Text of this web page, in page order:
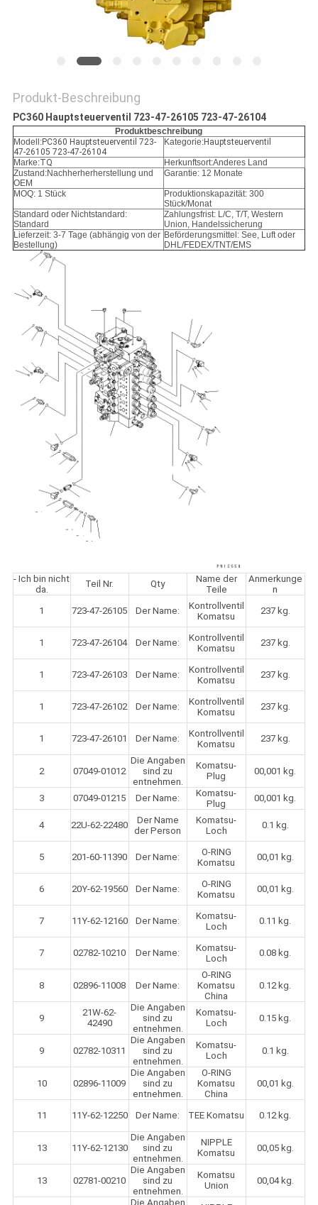
DATENSCHUTZ-
BESTIMMUNGEN
Produkt-Beschreibung
PC360 Hauptsteuerventil 723-47-26105 723-47-26104
Produktbeschreibung
Modell:PC360 Hauptsteuerventil 723-
47-26105 723-47-26104
Kategorie:Hauptsteuerventil
Marke:TQ
Herkunftsort:Anderes Land
Zustand:Nachherherherstellung und
OEM
Garantie: 12 Monate
MOQ: 1 Stück
Produktionskapazität: 300
Stück/Monat
Standard oder Nichtstandard:
Standard
Zahlungsfrist: L/C, T/T, Western
Union, Handelssicherung
Lieferzeit: 3-7 Tage (abhängig von der
Bestellung)
Beförderungsmittel: See, Luft oder
DHL/FEDEX/TNT/EMS
- Ich bin nicht
da.
Teil Nr. Qty
Name der
Teile
Anmerkunge
n
1
723-47-26105 Der Name:
Kontrollventil
Komatsu
237 kg.
1 723-47-26104 Der Name:
Kontrollventil
Komatsu
237 kg.
1 723-47-26103 Der Name:
Kontrollventil
Komatsu
237 kg.
1 723-47-26102 Der Name:
Kontrollventil
Komatsu
237 kg.
1 723-47-26101 Der Name:
Kontrollventil
Komatsu
237 kg.
2 07049-01012
Die Angaben
sind zu
entnehmen.
Komatsu-
Plug
00,001 kg.
3 07049-01215 Der Name:
Komatsu-
Plug
00,001 kg.
4 22U-62-22480
Der Name
der Person
Komatsu-
Loch
0.1 kg.
5 201-60-11390 Der Name:
O-RING
Komatsu
00,01 kg.
6 20Y-62-19560 Der Name:
O-RING
Komatsu
00,01 kg.
7 11Y-62-12160 Der Name:
Komatsu-
Loch
0.11 kg.
7 02782-10210 Der Name:
Komatsu-
Loch
0.08 kg.
8 02896-11008 Der Name:
O-RING
Komatsu
China
0.12 kg.
9
21W-62-
42490
Die Angaben
sind zu
entnehmen.
Komatsu-
Loch
0.15 kg.
9 02782-10311
Die Angaben
sind zu
entnehmen.
Komatsu-
Loch
0.1 kg.
10 02896-11009
Die Angaben
sind zu
entnehmen.
O-RING
Komatsu
China
00,01 kg.
11 11Y-62-12250 Der Name: TEE Komatsu 0.12 kg.
13 11Y-62-12130
Die Angaben
sind zu
entnehmen.
NIPPLE
Komatsu
00,05 kg.
13 02781-00210
Die Angaben
sind zu
entnehmen.
Komatsu
Union
00,04 kg.
Die Angaben